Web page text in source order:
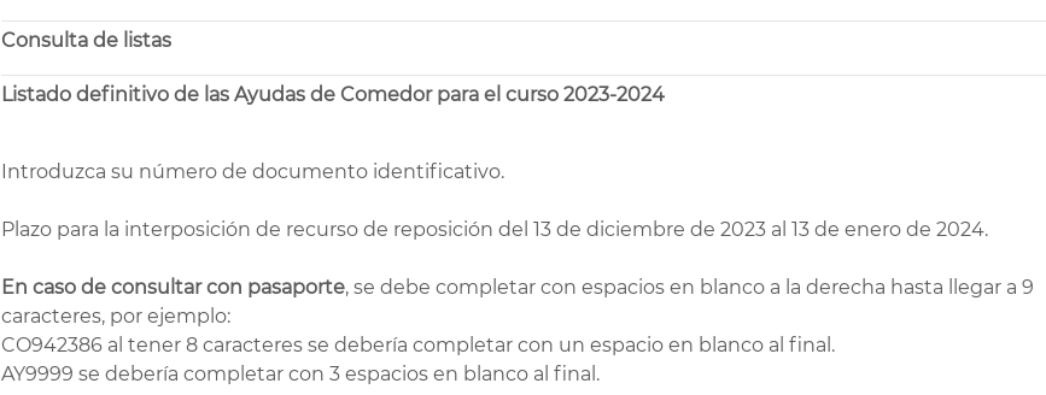
Consulta de listas
Listado definitivo de las Ayudas de Comedor para el curso 2023-2024
Introduzca su número de documento identificativo.
Plazo para la interposición de recurso de reposición del 13 de diciembre de 2023 al 13 de enero de 2024.
En caso de consultar con pasaporte, se debe completar con espacios en blanco a la derecha hasta llegar a 9
caracteres, por ejemplo:
CO942386 al tener 8 caracteres se debería completar con un espacio en blanco al final.
AY9999 se debería completar con 3 espacios en blanco al final.